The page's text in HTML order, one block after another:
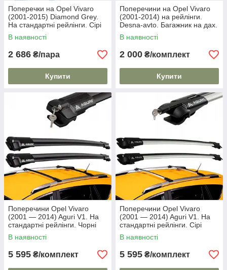
Поперечки на Opel Vivaro
(2001-2015) Diamond Grey.
На стандартні рейлінги. Сірі
В наявності
2 686 ₴/пара
Купити
Поперечини на Opel Vivaro
(2001-2014) на рейлінги.
Desna-avto. Багажник на дах.
В наявності
2 000 ₴/комплект
Купити
Поперечини Opel Vivaro
(2001 — 2014) Aguri V1. На
стандартні рейлінги. Чорні
В наявності
5 595 ₴/комплект
Поперечини Opel Vivaro
(2001 — 2014) Aguri V1. На
стандартні рейлінги. Сірі
В наявності
5 595 ₴/комплект